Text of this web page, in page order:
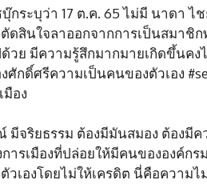
ระบุว่า 17 ต.ค. 65 ไม่มี นาดา ไ
สินใจลาออกจากการเป็นสมาชิ
ย มีความรู้สึกมากมายเกิดขึ้นคง
กดิ์ศรีความเป็นคนของตัวเอง
อง
จริยธรรม ต้องมีมันสมอง ต้องมีค
รเมืองที่ปล่อยให้มีคนขององค์กร
เองโดยไม่ให้เครดิต นี่คือความไ